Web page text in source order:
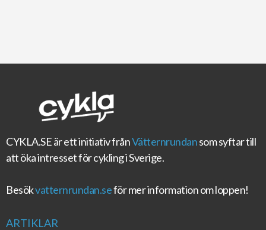
CYKLA.SEär ett initiativ frånVätternrundansom syftar till
att öka intresset för cykling i Sverige.
Besökvatternrundan.seför mer information om loppen!
ARTIKLAR